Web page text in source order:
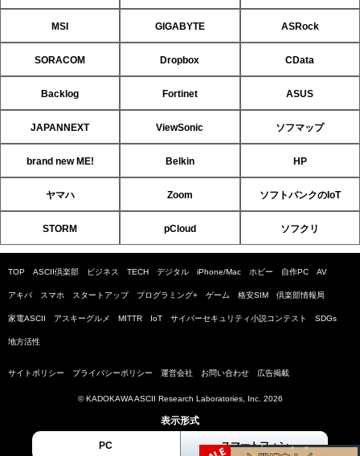
MSI GIGABYTE ASRock
SORACOM Dropbox CData
Backlog Fortinet ASUS
JAPANNEXT ViewSonic ソフマップ
brand new ME! Belkin HP
ヤマハ Zoom ソフトバンクのIoT
STORM pCloud ソフクリ
TOP ASCII倶楽部 ビジネス TECH デジタル iPhone/Mac ホビー 自作PC AV
アキバ スマホ スタートアップ プログラミング+ ゲーム 格安SIM 倶楽部情報局
家電ASCII アスキーグルメ MITTR IoT サイバーセキュリティ小説コンテスト SDGs
地方活性
サイトポリシー プライバシーポリシー 運営会社 お問い合わせ 広告掲載
© KADOKAWA ASCII Research Laboratories, Inc. 2026
表示形式
PC スマートフォン